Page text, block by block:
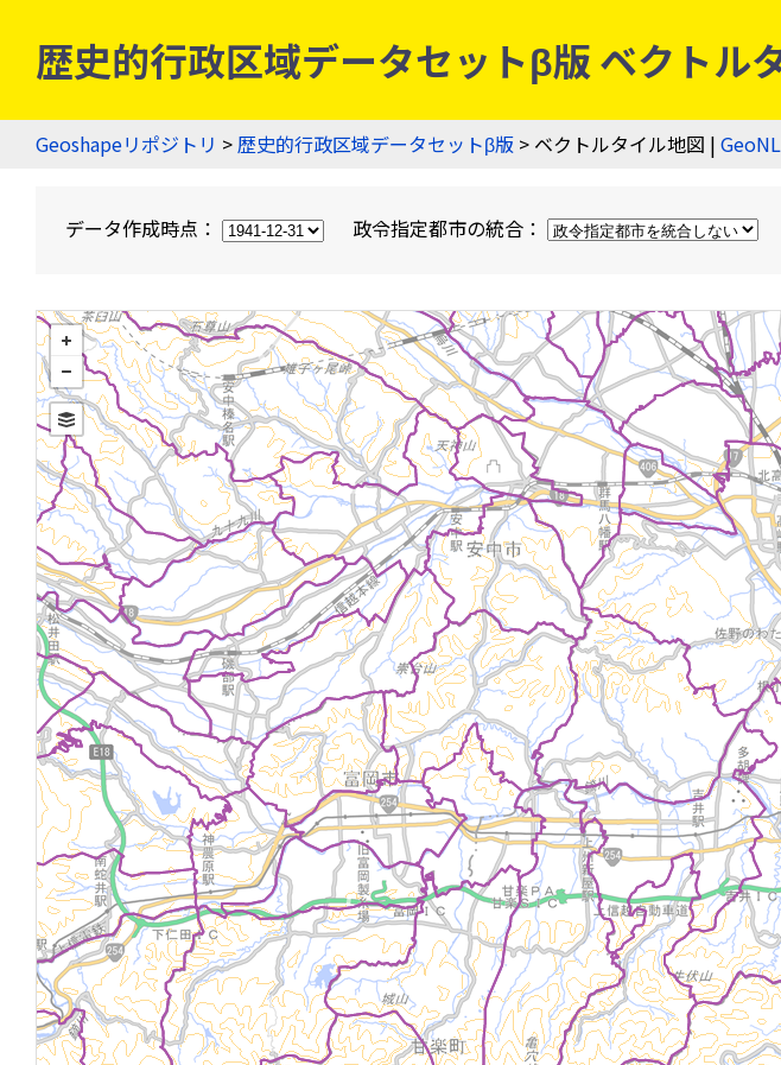
歴史的行政区域データセットβ版 ベクトル
Geoshapeリポジトリ >歴史的行政区域データセットβ版 > ベクトルタイル地図 |
データ作成時点： 政令指定都市の統合：